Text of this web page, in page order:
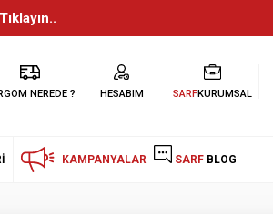
NEREDE ? HESABIM SARFKURUMSAL
KAMPANYALAR SARF BLOG